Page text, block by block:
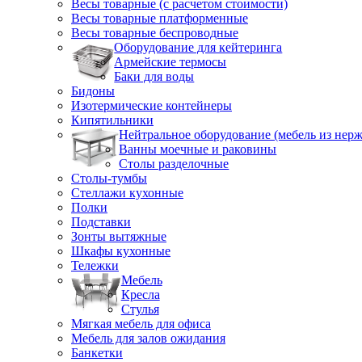
Весы товарные (с расчетом стоимости)
Весы товарные платформенные
Весы товарные беспроводные
Оборудование для кейтеринга
Армейские термосы
Баки для воды
Бидоны
Изотермические контейнеры
Кипятильники
Нейтральное оборудование (мебель из
Ванны моечные и раковины
Столы разделочные
Столы-тумбы
Стеллажи кухонные
Полки
Подставки
Зонты вытяжные
Шкафы кухонные
Тележки
Мебель
Кресла
Стулья
Мягкая мебель для офиса
Мебель для залов ожидания
Банкетки